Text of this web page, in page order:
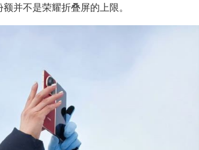
并不是荣耀折叠屏的上限。